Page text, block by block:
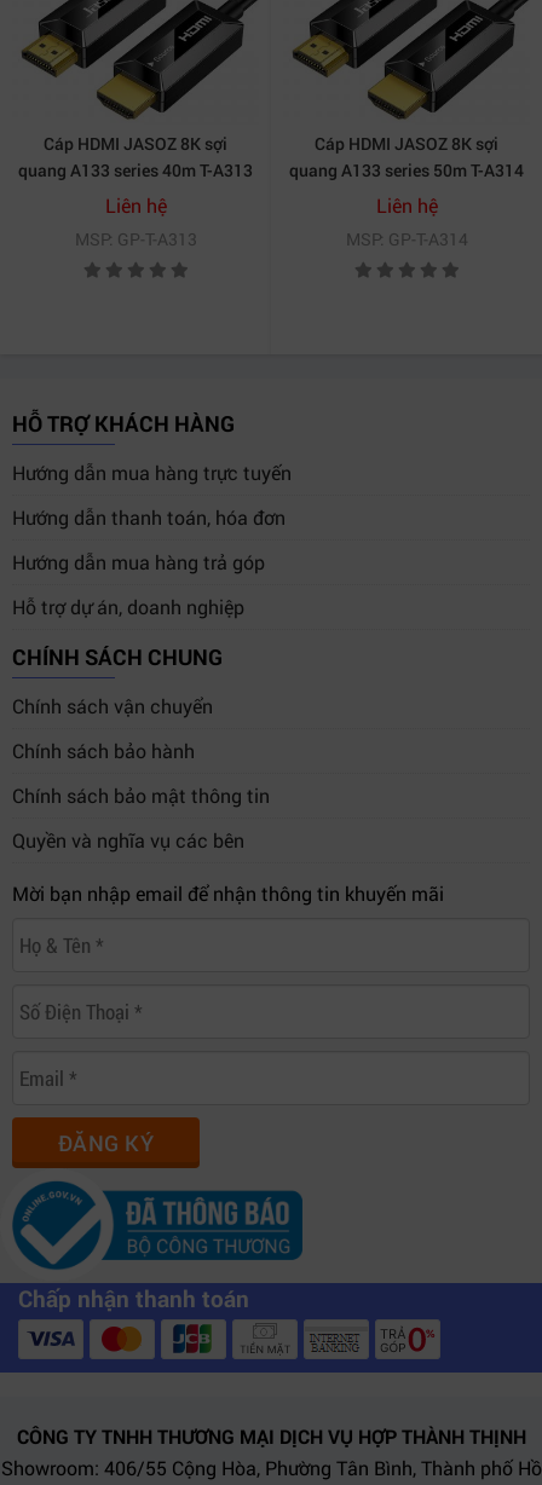
Cáp HDMI JASOZ 8K sợi
quang A133 series 40m T-A313
Liên hệ
MSP: GP-T-A313
Cáp HDMI JASOZ 8K sợi
quang A133 series 50m T-A314
Liên hệ
MSP: GP-T-A314
HỖ TRỢ KHÁCH HÀNG
Hướng dẫn mua hàng trực tuyến
Hướng dẫn thanh toán, hóa đơn
Hướng dẫn mua hàng trả góp
Hỗ trợ dự án, doanh nghiệp
CHÍNH SÁCH CHUNG
Chính sách vận chuyển
Chính sách bảo hành
Chính sách bảo mật thông tin
Quyền và nghĩa vụ các bên
Mời bạn nhập email để nhận thông tin khuyến mãi
ĐĂNG KÝ
Chấp nhận thanh toán
CÔNG TY TNHH THƯƠNG MẠI DỊCH VỤ HỢP THÀNH THỊNH
Showroom: 406/55 Cộng Hòa, Phường Tân Bình, Thành phố Hồ